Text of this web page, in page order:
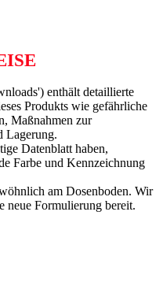
enthält detaillierte
Produkts wie gefährliche
Maßnahmen zur
Lagerung.
Datenblatt haben,
Farbe und Kennzeichnung
am Dosenboden. Wir
neue Formulierung bereit.